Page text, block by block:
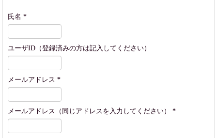
氏名 *
ユーザID（登録済みの方は記入してください）
メールアドレス *
メールアドレス（同じアドレスを入力してください） *